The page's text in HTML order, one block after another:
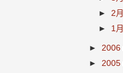
►2月
► 1月
► 2006
► 2005